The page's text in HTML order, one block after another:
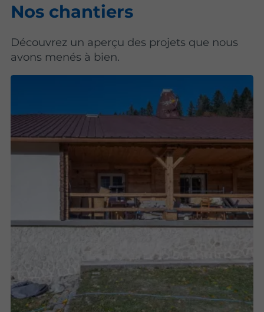
Nos chantiers
Découvrez un aperçu des projets que nous
avons menés à bien.